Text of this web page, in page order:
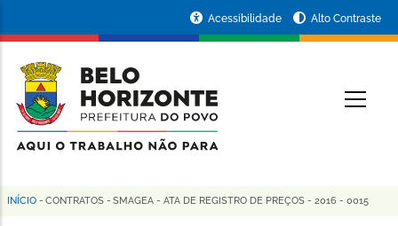
conteúdo
principal
da
Prefeitura
de
Horizonte
Acessibilidade Alto Contraste
Trilha
INÍCIO - CONTRATOS - SMAGEA - ATA DE REGISTRO DE PREÇOS - 2016 - 0015